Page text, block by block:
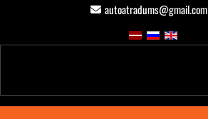
autoatradums@gmail.com